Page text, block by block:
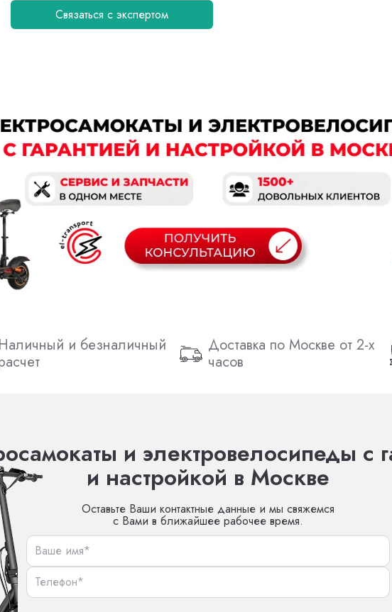
Связаться с экспертом
Наличный и безналичный
Доставка по Москве от 2-х
часов
и электровелосипеды с
и настройкой в Москве
Оставьте Ваши контактные данные и мы свяжемся
с Вами в ближайшее рабочее время.